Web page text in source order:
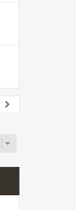
Suivant